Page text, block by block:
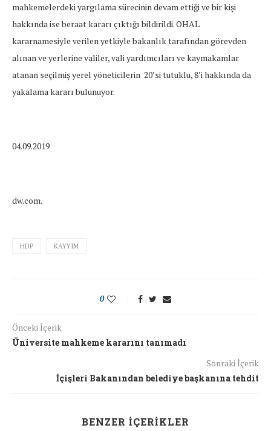
mahkemelerdeki yargılama sürecinin devam ettiği ve bir kişi
hakkında ise beraat kararı çıktığı bildirildi. OHAL
kararnamesiyle verilen yetkiyle bakanlık tarafından görevden
alınan ve yerlerine valiler, vali yardımcıları ve kaymakamlar
atanan seçilmiş yerel yöneticilerin 20’si tutuklu, 8’i hakkında da
yakalama kararı bulunuyor.
04.09.2019
dw.com.
HDP KAYYIM
0
Önceki İçerik
Üniversite mahkeme kararını tanımadı
Sonraki İçerik
İçişleri Bakanından belediye başkanına tehdit
BENZER İÇERIKLER